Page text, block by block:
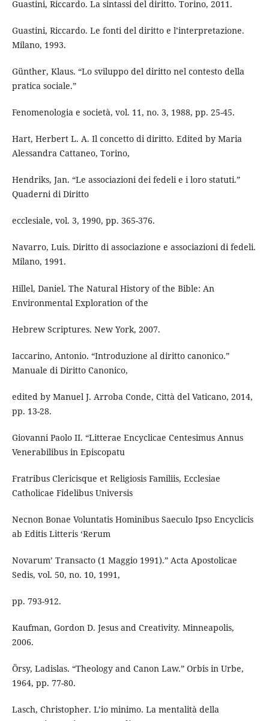
Guastini, Riccardo. La sintassi del diritto. Torino, 2011.
Guastini, Riccardo. Le fonti del diritto e l’interpretazione.
Milano, 1993.
Günther, Klaus. “Lo sviluppo del diritto nel contesto della
pratica sociale.”
Fenomenologia e società, vol. 11, no. 3, 1988, pp. 25-45.
Hart, Herbert L. A. Il concetto di diritto. Edited by Maria
Alessandra Cattaneo, Torino,
Hendriks, Jan. “Le associazioni dei fedeli e i loro statuti.”
Quaderni di Diritto
ecclesiale, vol. 3, 1990, pp. 365-376.
Navarro, Luis. Diritto di associazione e associazioni di fedeli.
Milano, 1991.
Hillel, Daniel. The Natural History of the Bible: An
Environmental Exploration of the
Hebrew Scriptures. New York, 2007.
Iaccarino, Antonio. “Introduzione al diritto canonico.”
Manuale di Diritto Canonico,
edited by Manuel J. Arroba Conde, Città del Vaticano, 2014,
pp. 13-28.
Giovanni Paolo II. “Litterae Encyclicae Centesimus Annus
Venerabilibus in Episcopatu
Fratribus Clericisque et Religiosis Familiis, Ecclesiae
Catholicae Fidelibus Universis
Necnon Bonae Voluntatis Hominibus Saeculo Ipso Encyclicis
ab Editis Litteris ‘Rerum
Novarum’ Transacto (1 Maggio 1991).” Acta Apostolicae
Sedis, vol. 50, no. 10, 1991,
pp. 793-912.
Kaufman, Gordon D. Jesus and Creativity. Minneapolis,
2006.
Örsy, Ladislas. “Theology and Canon Law.” Orbis in Urbe,
1964, pp. 77-80.
Lasch, Christopher. L’io minimo. La mentalità della